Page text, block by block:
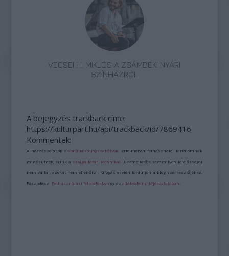
VECSEI H. MIKLÓS A ZSÁMBÉKI NYÁRI
SZÍNHÁZRÓL
A bejegyzés trackback címe:
https://kulturpart.hu/api/trackback/id/7869416
Kommentek:
A hozzászólások avonatkozó jogszabályok értelmében felhasználói tartalomnak
minősülnek, értük a szolgáltatás technikai üzemeltetője semmilyen felelősséget
nem vállal, azokat nem ellenőrzi. Kifogás esetén forduljon a blog szerkesztőjéhez.
Részletek a Felhasználási feltételekben és azadatvédelmi tájékoztatóban